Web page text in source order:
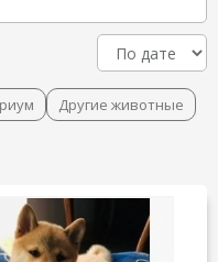
Другие животные